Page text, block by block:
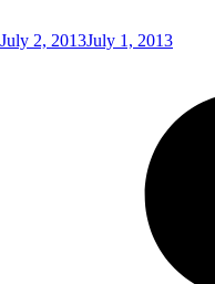
July 2, 2013July 1, 2013